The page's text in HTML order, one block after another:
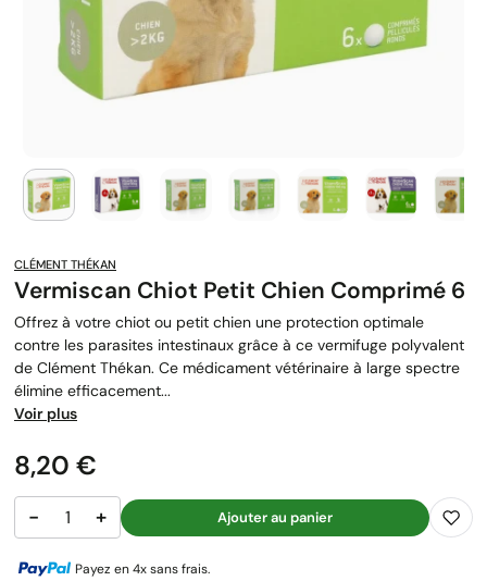
CLÉMENT THÉKAN
Vermiscan Chiot Petit Chien Comprimé 6
Offrez à votre chiot ou petit chien une protection optimale
contre les parasites intestinaux grâce à ce vermifuge polyvalent
de Clément Thékan. Ce médicament vétérinaire à large spectre
élimine efficacement...
Voir plus
Prix
8,20 €
− + Ajouter au panier
Payez en 4x sans frais.